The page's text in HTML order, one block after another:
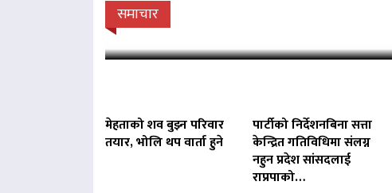
समाचार
मेहताको शव बुझ्न परिवार
तयार, भोलि थप वार्ता हुने
पार्टीको निर्देशनबिना सत्ता
केन्द्रित गतिविधिमा संलग्न
नहुन प्रदेश सांसदलाई
राप्रपाको…